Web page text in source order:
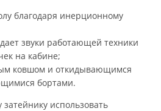
благодаря инерционному
звуки работающей техники
на кабине;
ковшом и откидывающимся
бортами.
использовать